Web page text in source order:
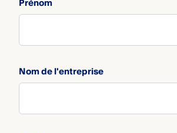
Prénom
Nom de l'entreprise